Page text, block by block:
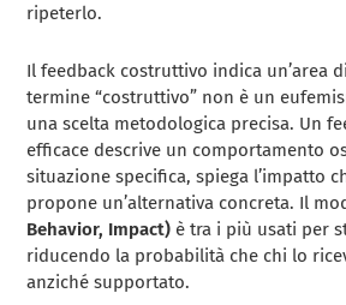
ripeterlo.
Il feedback costruttivo indica un’area
termine “costruttivo” non è un
una scelta metodologica precisa. Un
efficace descrive un comportamento
situazione specifica, spiega l’impatto
propone un’alternativa concreta. Il
Behavior, Impact) è tra i più usati per
riducendo la probabilità che chi lo
anziché supportato.